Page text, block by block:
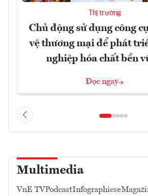
Thị trường
Chủ động sử dụng công
vệ thương mại để phát
nghiệp hóa chất bền
Đọc ngay
Multimedia
VnE TVPodcastInfographics